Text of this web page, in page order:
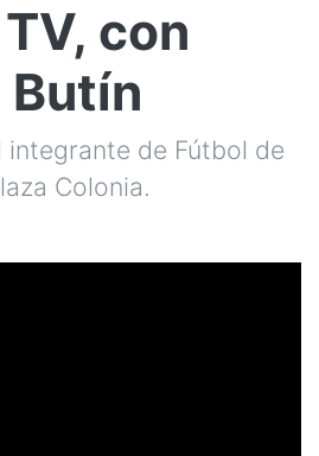
con
integrante de Fútbol de
Colonia.